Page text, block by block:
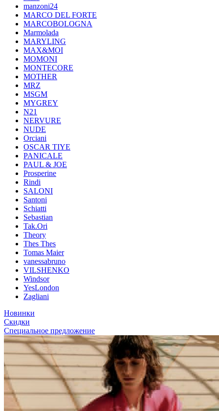
manzoni24
MARCO DEL FORTE
MARCOBOLOGNA
Marmolada
MARYLING
MAX&MOI
MOMONI
MONTECORE
MOTHER
MRZ
MSGM
MYGREY
N21
NERVURE
NUDE
Orciani
OSCAR TIYE
PANICALE
PAUL & JOE
Prosperine
Rindi
SALONI
Santoni
Schiatti
Sebastian
Tak.Ori
Theory
Thes Thes
Tomas Maier
vanessabruno
VILSHENKO
Windsor
YesLondon
Zagliani
Новинки
Скидки
Специальное предложение